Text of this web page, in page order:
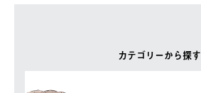
カテゴリーから探す